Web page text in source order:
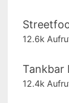
12.6k
Tankbar
12.4k